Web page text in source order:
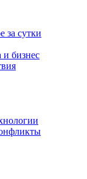
за сутки
бизнес